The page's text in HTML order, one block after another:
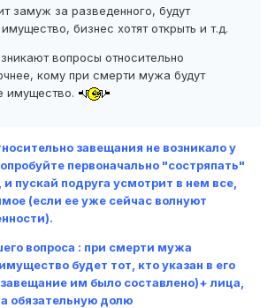
замуж за разведенного, будут
бизнес хотят открыть и т.д.
вопросы относительно
кому при смерти мужа будут
имущество.
завещания не возникало у
первоначально "состряпать"
пускай подруга усмотрит в нем все,
(если ее уже сейчас волнуют
вопроса : при смерти мужа
будет тот, кто указан в его
им было составлено)+ лица,
обязательную долю